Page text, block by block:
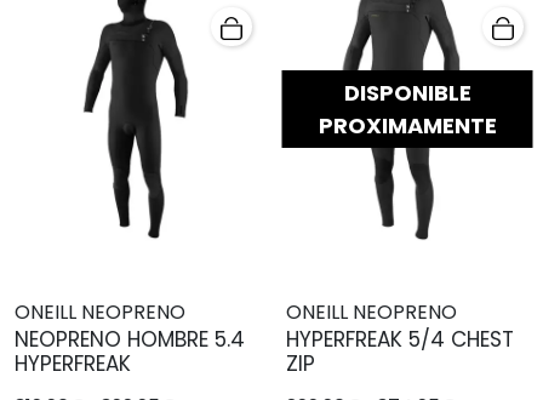
ONEILL NEOPRENO
NEOPRENO HOMBRE 5.4
HYPERFREAK
DISPONIBLE
PROXIMAMENTE
ONEILL NEOPRENO
HYPERFREAK 5/4 CHEST
ZIP